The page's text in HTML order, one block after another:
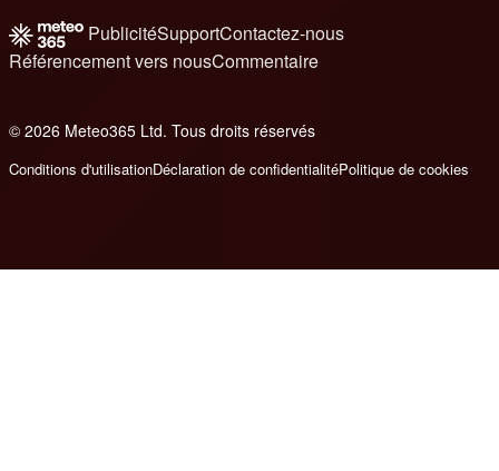
PublicitéSupportContactez-nous
Référencement vers nousCommentaire
© 2026 Meteo365 Ltd. Tous droits réservés
Conditions d'utilisationDéclaration de confidentialitéPolitique de cookies